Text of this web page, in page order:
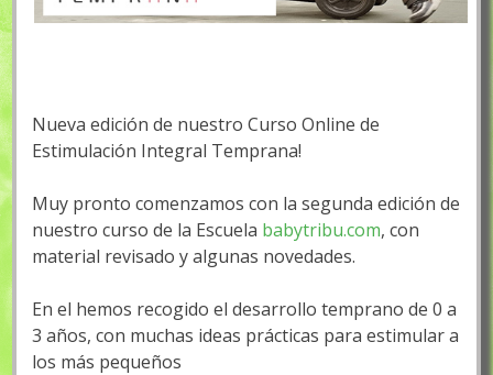
Nueva edición de nuestro Curso Online de
Estimulación Integral Temprana!
Muy pronto comenzamos con la segunda edición de
nuestro curso de la Escuela babytribu.com, con
material revisado y algunas novedades.
En el hemos recogido el desarrollo temprano de 0 a
3 años, con muchas ideas prácticas para estimular a
los más pequeños